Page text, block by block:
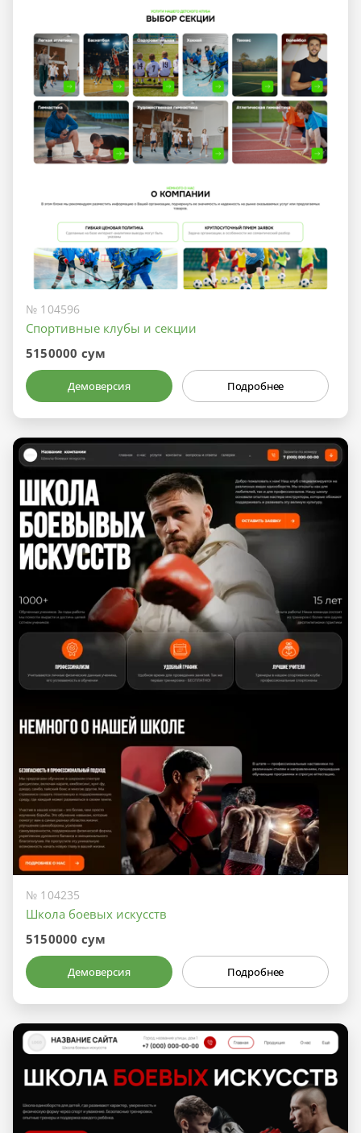
№ 104596
Спортивные клубы и секции
5150000 сум
Демоверсия Подробнее
№ 104235
Школа боевых искусств
5150000 сум
Демоверсия Подробнее